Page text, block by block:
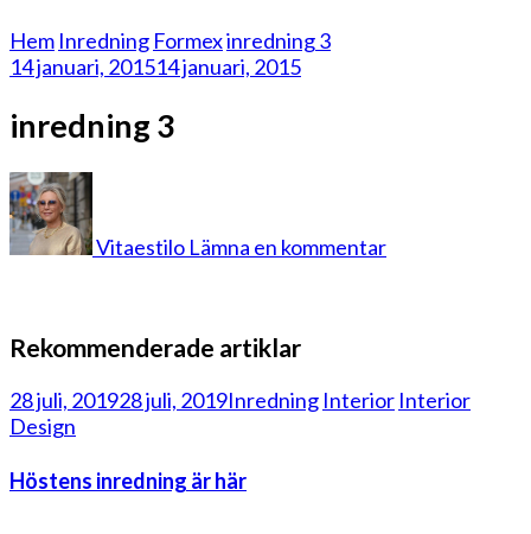
Hem Inredning Formexinredning 3
14 januari, 201514 januari, 2015
inredning 3
Vitaestilo Lämna en kommentar
Rekommenderade artiklar
28 juli, 201928 juli, 2019Inredning Interior Interior
Design
Höstens inredning är här